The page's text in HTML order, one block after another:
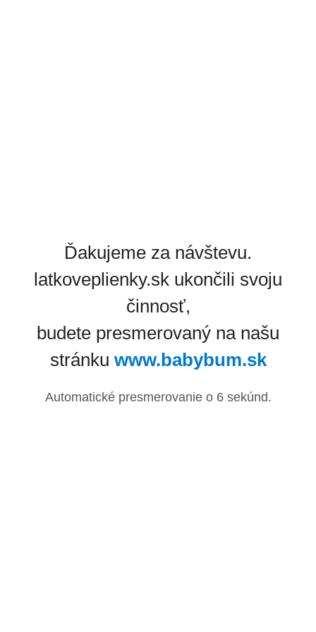
Ďakujeme za návštevu.
latkoveplienky.sk ukončili svoju
činnosť,
budete presmerovaný na našu
stránku www.babybum.sk
Automatické presmerovanie o 6sekúnd.